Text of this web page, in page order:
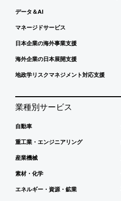
データ＆AI
マネージドサービス
日本企業の海外事業支援
海外企業の日本展開支援
地政学リスクマネジメント対応支援
業種別サービス
自動車
重工業・エンジニアリング
産業機械
素材・化学
エネルギー・資源・鉱業